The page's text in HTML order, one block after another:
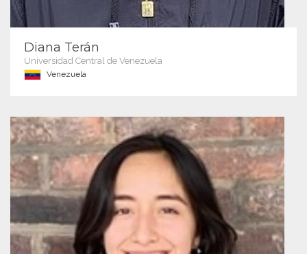
Diana Terán
Universidad Central de Venezuela
Venezuela